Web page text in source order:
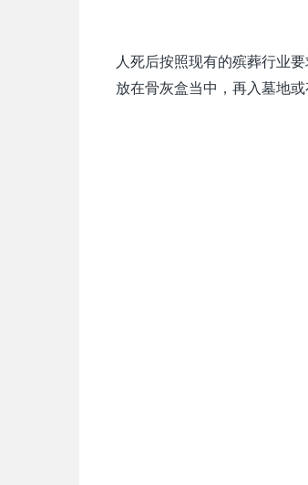
人死后按照现有的殡葬行业
放在骨灰盒当中，再入墓地